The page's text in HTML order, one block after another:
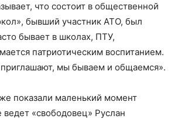
что состоит в общественной
бывший участник АТО, был
бывает в школах, ПТУ,
патриотическим воспитанием.
приглашают, мы бываем и общаемся».
показали маленький момент
ведет «свободовец» Руслан